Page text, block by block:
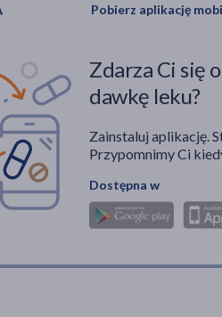
Pobierz aplikację
Zdarza Ci się
dawkę leku?
Zainstaluj aplikację.
Przypomnimy Ci
Dostępna w